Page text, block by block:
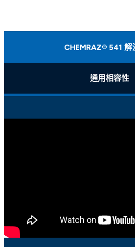
CHEMRAZ® 541 解
通用相容性